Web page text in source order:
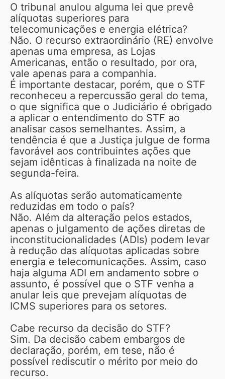
O tribunal anulou alguma lei que prevê
alíquotas superiores para
telecomunicações e energia elétrica?
Não. O recurso extraordinário (RE) envolve
apenas uma empresa, as Lojas
Americanas, então o resultado, por ora,
vale apenas para a companhia.
É importante destacar, porém, que o STF
reconheceu a repercussão geral do tema,
o que significa que o Judiciário é obrigado
a aplicar o entendimento do STF ao
analisar casos semelhantes. Assim, a
tendência é que a Justiça julgue de forma
favorável aos contribuintes ações que
sejam idênticas à finalizada na noite de
segunda-feira.
As alíquotas serão automaticamente
reduzidas em todo o país?
Não. Além da alteração pelos estados,
apenas o julgamento de ações diretas de
inconstitucionalidades (ADIs) podem levar
à redução das alíquotas aplicadas sobre
energia e telecomunicações. Assim, caso
haja alguma ADI em andamento sobre o
assunto, é possível que o STF venha a
anular leis que prevejam alíquotas de
ICMS superiores para os setores.
Cabe recurso da decisão do STF?
Sim. Da decisão cabem embargos de
declaração, porém, em tese, não é
possível rediscutir o mérito por meio do
recurso.